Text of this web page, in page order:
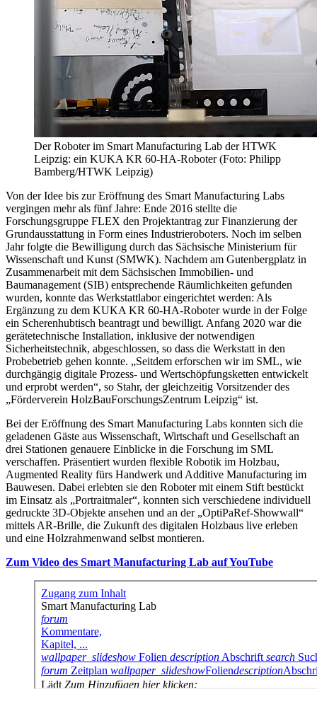
Der Roboter im Smart Manufacturing Lab der HTWK
Leipzig: ein KUKA KR 60-HA-Roboter (Foto: Philipp
Bamberg/HTWK Leipzig)
Von der Idee bis zur Eröffnung des Smart Manufacturing Labs
vergingen mehr als fünf Jahre: Ende 2016 stellte die
Forschungsgruppe FLEX den Projektantrag zur Finanzierung der
Grundausstattung in Form eines Industrieroboters. Noch im selben
Jahr folgte die Bewilligung durch das Sächsische Ministerium für
Wissenschaft und Kunst (SMWK). Nachdem am Gutenbergplatz in
Zusammenarbeit mit dem Sächsischen Immobilien- und
Baumanagement (SIB) entsprechende Räumlichkeiten gefunden
wurden, konnte das Werkstattlabor eingerichtet werden: Als
Ergänzung zu dem KUKA KR 60-HA-Roboter wurde in der Folge
ein Scherenhubtisch beantragt und bewilligt. Anfang 2020 war die
gerätetechnische Installation, inklusive der notwendigen
Sicherheitstechnik, abgeschlossen, so dass die Werkstatt in den
Probebetrieb gehen konnte. „Seitdem erforschen wir im SML, wie
durchgängig digitale Prozess- und Wertschöpfungsketten entwickelt
und erprobt werden“, so Stahr, der gleichzeitig Vorsitzender des
„Förderverein HolzBauForschungsZentrum Leipzig“ ist.
Bei der Eröffnung des Smart Manufacturing Labs konnten sich die
geladenen Gäste aus Wissenschaft, Wirtschaft und Gesellschaft an
drei Stationen genauere Einblicke in die Forschung im SML
verschaffen. Präsentiert wurden flexible Robotik im Holzbau,
Augmented Reality fürs Handwerk und Additive Manufacturing im
Bauwesen. Dabei erlebten sie den Roboter mit einem Stift bestückt
im Einsatz als „Portraitmaler“, konnten sich verschiedene individuell
gedruckte 3D-Objekte ansehen und an der „OptiPaRef-Showwall“
mittels AR-Brille, die Zukunft des digitalen Holzbaus live erleben
und eine Holzrahmenwand selbst montieren.
Zum Video des Smart Manufacturing Lab auf YouTube